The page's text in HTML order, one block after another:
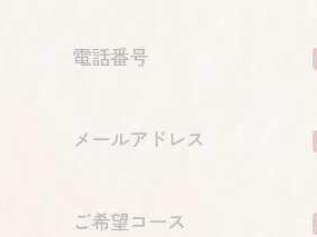
電話番号
メールアドレス
ご希望コース